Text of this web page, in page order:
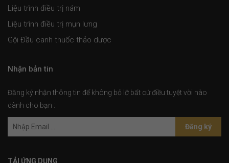
Liệu trình điều trị nám
Liệu trình điều trị mụn lưng
Gội Đầu canh thuốc thảo dược
Nhận bản tin
Đăng ký nhận thông tin để không bỏ lỡ bất cứ điều tuyệt vời nào
dành cho bạn :
Đăng ký
TẢI ỨNG DỤNG